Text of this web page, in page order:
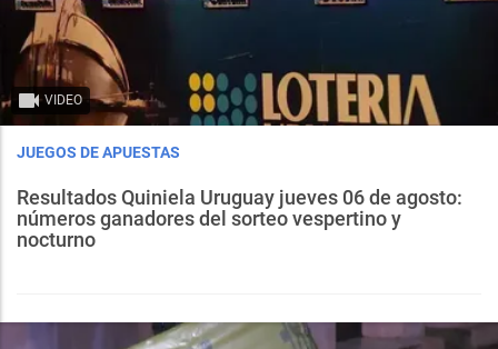
VIDEO
JUEGOS DE APUESTAS
Resultados Quiniela Uruguay jueves 06 de agosto:
números ganadores del sorteo vespertino y
nocturno